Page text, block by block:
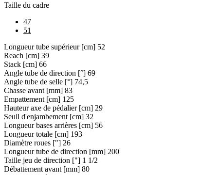
Taille du cadre
47
51
Longueur tube supérieur [cm] 52
Reach [cm] 39
Stack [cm] 66
Angle tube de direction [°] 69
Angle tube de selle [°] 74,5
Chasse avant [mm] 83
Empattement [cm] 125
Hauteur axe de pédalier [cm] 29
Seuil d'enjambement [cm] 32
Longueur bases arrières [cm] 56
Longueur totale [cm] 193
Diamètre roues ["] 26
Longueur tube de direction [mm] 200
Taille jeu de direction ["] 1 1/2
Débattement avant [mm] 80